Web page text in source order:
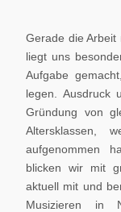
Gerade die Arbeit
liegt uns
Aufgabe
legen. Ausdruck
Gründung von
Altersklassen,
aufgenommen
blicken wir mit
aktuell mit und
Musizieren in